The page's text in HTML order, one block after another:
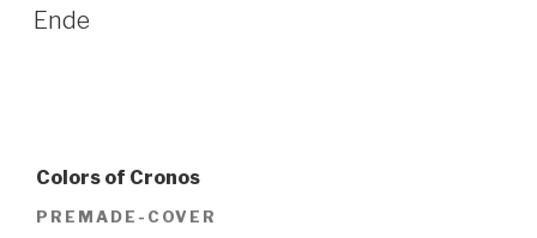
AM
Ende
Colors of Cronos
PREMADE-COVER